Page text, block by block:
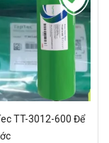
TT-3012-600 Để